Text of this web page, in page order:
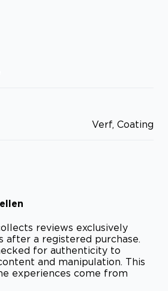
Verf, Coating
reviews exclusively
after a registered purchase.
for authenticity to
and manipulation. This
experiences come from